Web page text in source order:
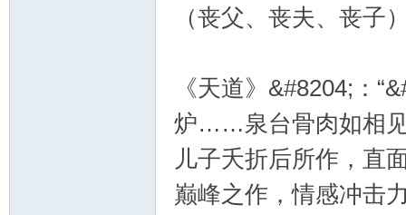
（丧父、丧夫、丧子
《天道》&#8204;：
炉……泉台骨肉如相见
儿子夭折后所作，直
巅峰之作，情感冲击